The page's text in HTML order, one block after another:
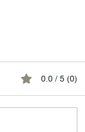
0.0 / 5 (0)